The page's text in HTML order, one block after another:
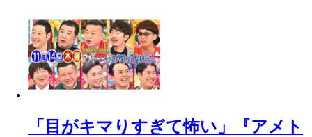
「目がキマりすぎて怖い」『アメト